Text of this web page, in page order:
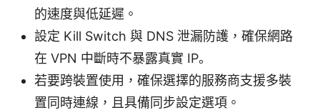
的速度與低延遲。
設定 Kill Switch 與 DNS 泄漏防護，確保網路
在 VPN 中斷時不暴露真實 IP。
若要跨裝置使用，確保選擇的服務商支援多裝
置同時連線，且具備同步設定選項。